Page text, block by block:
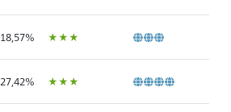
18,57% ÙÙÙ
27,42% ÙÙÙ